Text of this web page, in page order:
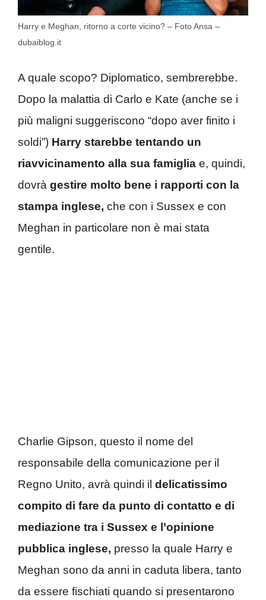
Harry e Meghan, ritorno a corte vicino? – Foto Ansa –
dubaiblog.it
A quale scopo? Diplomatico, sembrerebbe.
Dopo la malattia di Carlo e Kate (anche se i
più maligni suggeriscono “dopo aver finito i
soldi”) Harry starebbe tentando un
riavvicinamento alla sua famiglia e, quindi,
dovrà gestire molto bene i rapporti con la
stampa inglese, che con i Sussex e con
Meghan in particolare non è mai stata
gentile.
Charlie Gipson, questo il nome del
responsabile della comunicazione per il
Regno Unito, avrà quindi il delicatissimo
compito di fare da punto di contatto e di
mediazione tra i Sussex e l’opinione
pubblica inglese, presso la quale Harry e
Meghan sono da anni in caduta libera, tanto
da essere fischiati quando si presentarono